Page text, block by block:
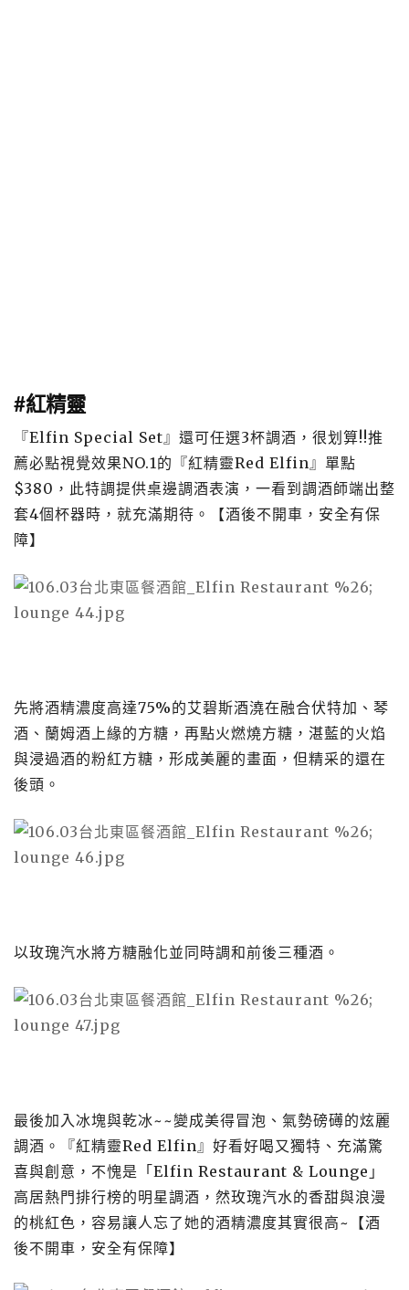
#紅精靈
『Elfin Special Set』還可任選3杯調酒，很划算!!推
薦必點視覺效果NO.1的『紅精靈Red Elfin』單點
$380，此特調提供桌邊調酒表演，一看到調酒師端出整
套4個杯器時，就充滿期待。【酒後不開車，安全有保
障】
先將酒精濃度高達75%的艾碧斯酒澆在融合伏特加、琴
酒、蘭姆酒上緣的方糖，再點火燃燒方糖，湛藍的火焰
與浸過酒的粉紅方糖，形成美麗的畫面，但精采的還在
後頭。
以玫瑰汽水將方糖融化並同時調和前後三種酒。
最後加入冰塊與乾冰~~變成美得冒泡、氣勢磅礡的炫麗
調酒。『紅精靈Red Elfin』好看好喝又獨特、充滿驚
喜與創意，不愧是「Elfin Restaurant & Lounge」
高居熱門排行榜的明星調酒，然玫瑰汽水的香甜與浪漫
的桃紅色，容易讓人忘了她的酒精濃度其實很高~【酒
後不開車，安全有保障】